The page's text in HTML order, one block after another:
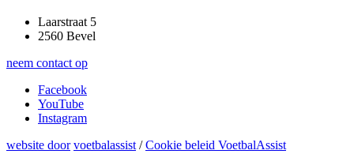
Laarstraat 5
2560 Bevel
neem contact op
Facebook
YouTube
Instagram
website door voetbalassist / Cookie beleid VoetbalAssist